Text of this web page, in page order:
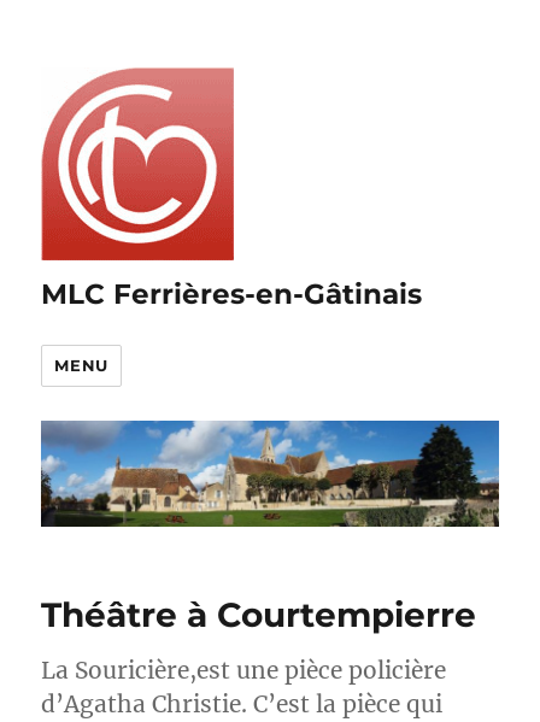
MLC Ferrières-en-Gâtinais
MENU
Théâtre à Courtempierre
La Souricière,est une pièce policière
d’Agatha Christie. C’est la pièce qui